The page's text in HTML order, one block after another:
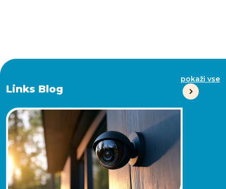
Links Blog
pokaži vse